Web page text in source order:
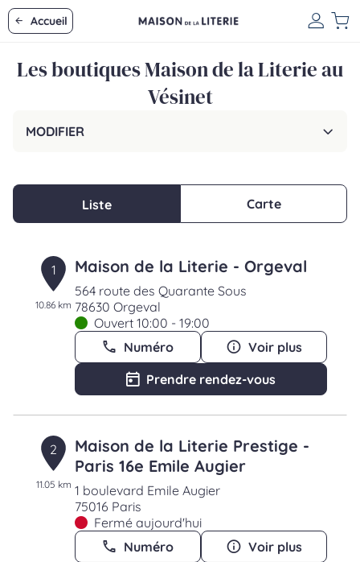
Accueil
Les boutiques Maison de la Literie au
Vésinet
MODIFIER
Liste Carte
1
10.86 km
Maison de la Literie - Orgeval
564 route des Quarante Sous
78630 Orgeval
Ouvert 10:00 - 19:00
Numéro
Voir plus
Prendre rendez-vous
2
11.05 km
Maison de la Literie Prestige -
Paris 16e Emile Augier
1 boulevard Emile Augier
75016 Paris
Fermé aujourd'hui
Numéro
Voir plus